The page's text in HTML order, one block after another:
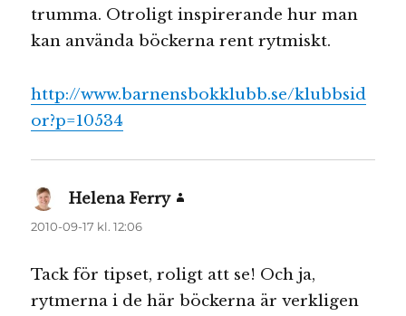
trumma. Otroligt inspirerande hur man
kan använda böckerna rent rytmiskt.
http://www.barnensbokklubb.se/klubbsid
or?p=10534
Helena Ferry
2010-09-17 kl. 12:06
Tack för tipset, roligt att se! Och ja,
rytmerna i de här böckerna är verkligen